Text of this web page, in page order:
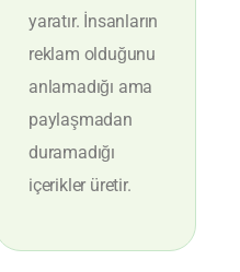
yaratır. İnsanların
reklam olduğunu
anlamadığı ama
paylaşmadan
duramadığı
içerikler üretir.